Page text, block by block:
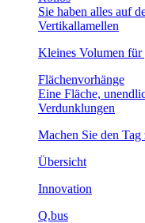
Sie haben alles auf
Vertikallamellen
Kleines Volumen für
Flächenvorhänge
Eine Fläche,
Verdunklungen
Machen Sie den
Übersicht
Innovation
Q.bus